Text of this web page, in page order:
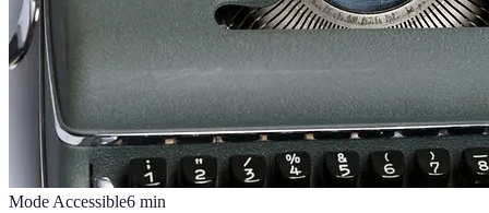
Mode Accessible6 min